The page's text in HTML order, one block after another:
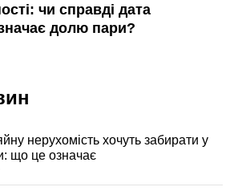
чи справді дата
долю пари?
нерухомість хочуть забирати у
що це означає